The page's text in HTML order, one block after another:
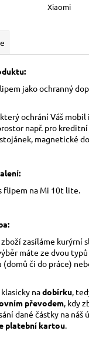
Xiaomi
jako ochranný
ochrání Váš
např. pro
magnetické
flipem na Mi 10t lite.
zasíláme kurýrní
výběr máte ze dvou
(domů či do práce)
nadobírku ,
převodem , kdy
dané částky na náš
platební kartou